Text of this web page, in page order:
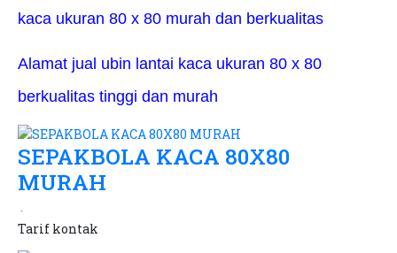
kaca ukuran 80 x 80 murah dan berkualitas
Alamat jual ubin lantai kaca ukuran 80 x 80
berkualitas tinggi dan murah
SEPAKBOLA KACA 80X80
MURAH
Tarif kontak